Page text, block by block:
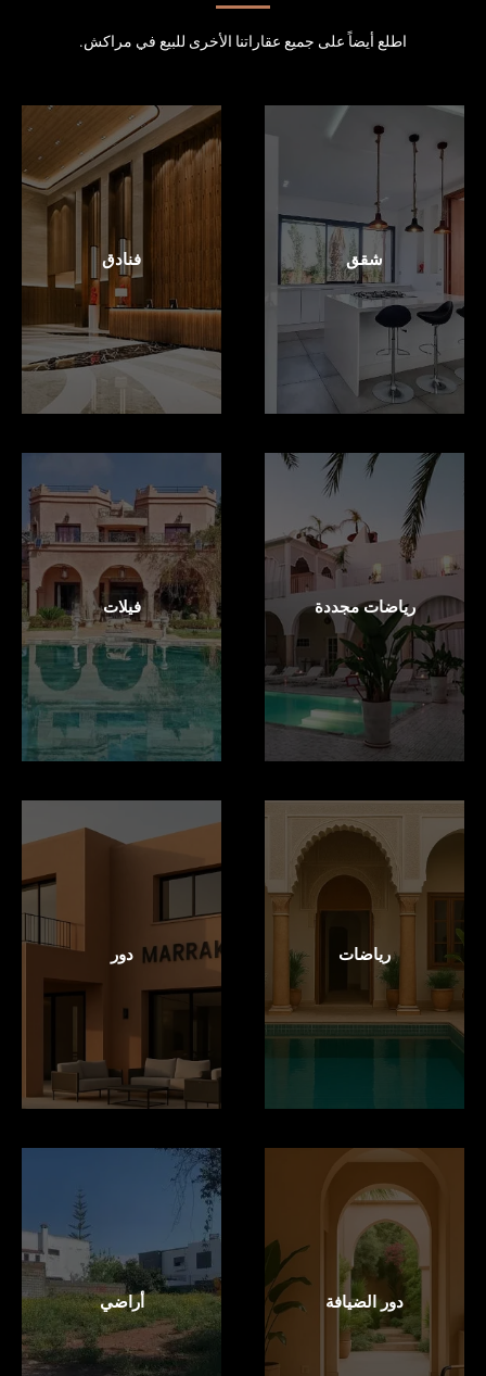
اطلع أيضاً على جميع عقاراتنا الأخرى للبيع في مراكش.
شقق فنادق
رياضات مجددة فيلات
رياضات دور
دور الضيافة أراضي